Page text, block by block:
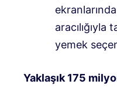
yemek
Yaklaşık 175